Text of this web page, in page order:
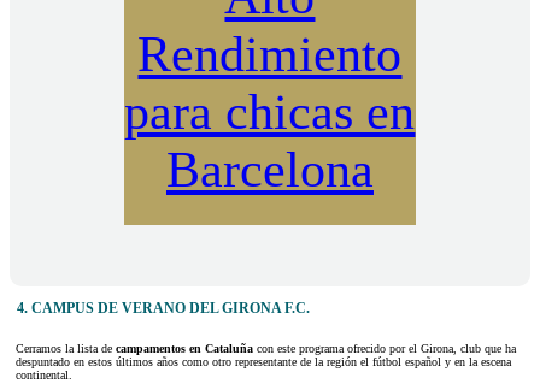
Rendimiento
para chicas en
Barcelona
4. CAMPUS DE VERANO DEL GIRONA F.C.
Cerramos la lista de campamentos en Cataluña con este programa ofrecido por el Girona, club que ha
despuntado en estos últimos años como otro representante de la región el fútbol español y en la escena
continental.